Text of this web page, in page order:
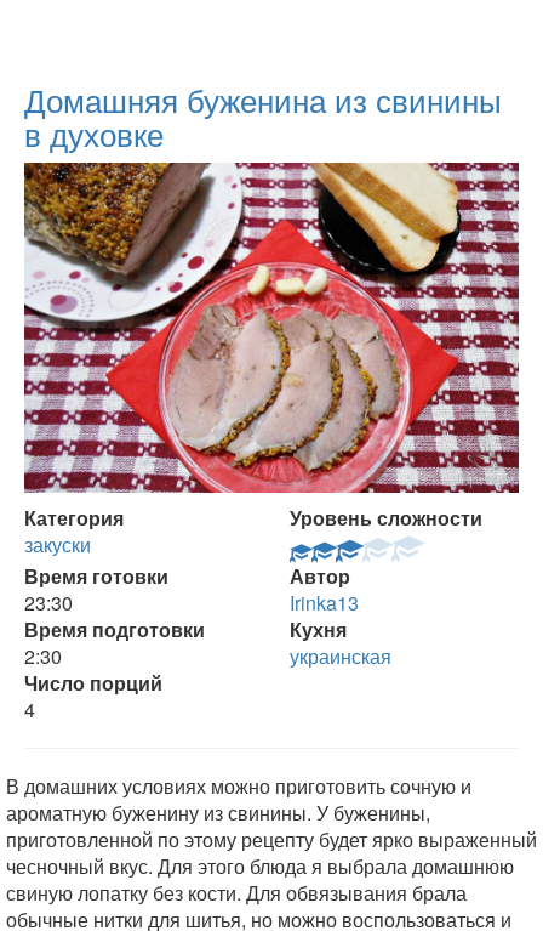
Домашняя буженина из свинины
в духовке
Категория
закуски
Уровень сложности
Время готовки
23:30
Автор
Irinka13
Время подготовки
2:30
Кухня
украинская
Число порций
4
В домашних условиях можно приготовить сочную и
ароматную буженину из свинины. У буженины,
приготовленной по этому рецепту будет ярко выраженный
чесночный вкус. Для этого блюда я выбрала домашнюю
свиную лопатку без кости. Для обвязывания брала
обычные нитки для шитья, но можно воспользоваться и